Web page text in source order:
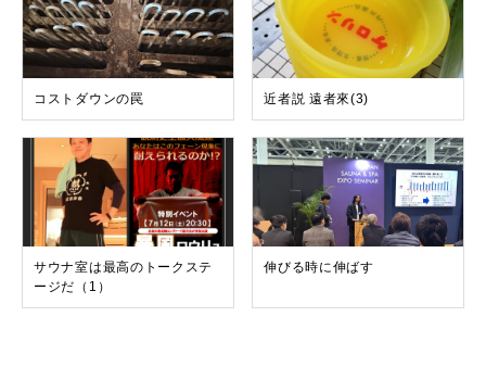
コストダウンの罠 近者説 遠者來(3)
サウナ室は最高のトークステ
ージだ（1）
伸びる時に伸ばす